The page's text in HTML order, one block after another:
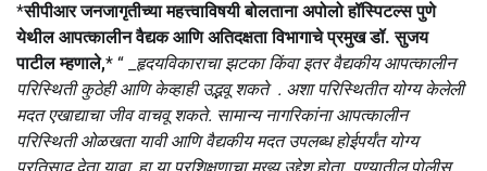
*सीपीआर जनजागृतीच्या महत्त्वाविषयी बोलताना अपोलो हॉस्पिटल्स पुणे
येथील आपत्कालीन वैद्यक आणि अतिदक्षता विभागाचे प्रमुख डॉ. सुजय
पाटील म्हणाले,* “ _ हृदयविकाराचा झटका किंवा इतर वैद्यकीय आपत्कालीन
परिस्थिती कुठेही आणि केव्हाही उद्भवू शकते . अशा परिस्थितीत योग्य केलेली
मदत एखाद्याचा जीव वाचवू शकते. सामान्य नागरिकांना आपत्कालीन
परिस्थिती ओळखता यावी आणि वैद्यकीय मदत उपलब्ध होईपर्यंत योग्य